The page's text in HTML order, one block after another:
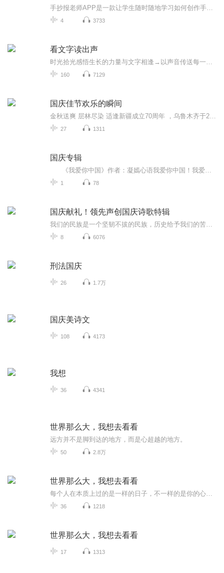
4 3733
看文字读出声
160 7129
国庆佳节欢乐的瞬间
27 1311
国庆专辑
1 78
国庆献礼！领先声创国庆诗歌特辑
8 6076
刑法国庆
26 1.7万
国庆美诗文
108 4173
我想
36 4341
世界那么大，我想去看看
远方并不是脚到达的地方，而是心超越的地方。
50 2.8万
世界那么大，我想去看看
36 1218
世界那么大，我想去看看
17 1313